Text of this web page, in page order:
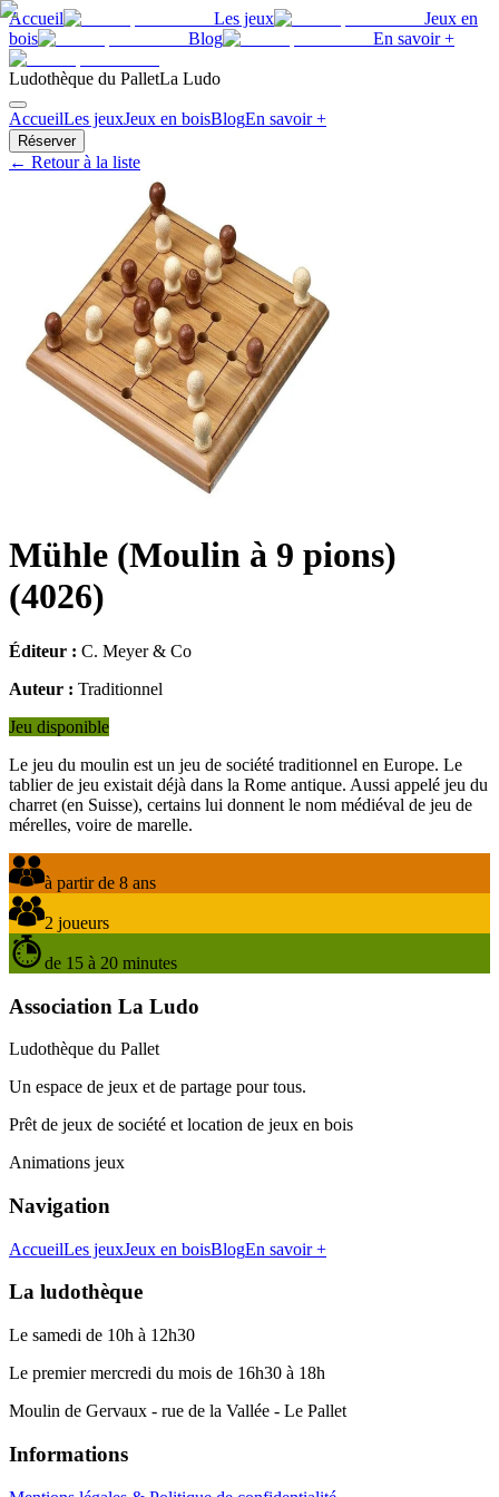
Accueil Les jeux
Jeux en
bois
Blog En savoir +
Ludothèque du PalletLa Ludo
AccueilLes jeuxJeux en boisBlogEn savoir +
Réserver
← Retour à la liste
Mühle (Moulin à 9 pions)
(4026)
Éditeur : C. Meyer & Co
Auteur : Traditionnel
Jeu disponible
Le jeu du moulin est un jeu de société traditionnel en Europe. Le
tablier de jeu existait déjà dans la Rome antique. Aussi appelé jeu du
charret (en Suisse), certains lui donnent le nom médiéval de jeu de
mérelles, voire de marelle.
à partir de 8 ans
2 joueurs
de 15 à 20 minutes
Association La Ludo
Ludothèque du Pallet
Un espace de jeux et de partage pour tous.
Prêt de jeux de société et location de jeux en bois
Animations jeux
Navigation
AccueilLes jeuxJeux en boisBlogEn savoir +
La ludothèque
Le samedi de 10h à 12h30
Le premier mercredi du mois de 16h30 à 18h
Moulin de Gervaux - rue de la Vallée - Le Pallet
Informations